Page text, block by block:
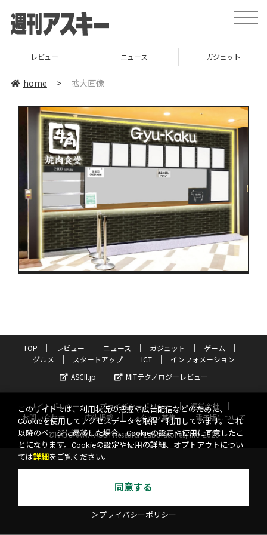
toggle
レビュー ニュース ガジェット
home > 拡大画像
TOP レビュー ニュース ガジェット
ゲーム
グルメ
スタートアップ ICT
インフォメーション
ASCII.jp
MITテクノロジーレビュー
サイトポリシー プライバシーポリシー
運営会社
お問い合わせ
広告掲載 スタッフ募集
電子版について
©KADOKAWA ASCII Research Laboratories, Inc. 2026
このサイトでは、利用状況の把握や広告配信などのために、
Cookieを使用してアクセスデータを取得・利用しています。これ
以降のページに遷移した場合、Cookieの設定や使用に同意したこ
とになります。Cookieの設定や使用の詳細、オプトアウトについ
ては詳細 をご覧ください。
同意する
＞プライバシーポリシー